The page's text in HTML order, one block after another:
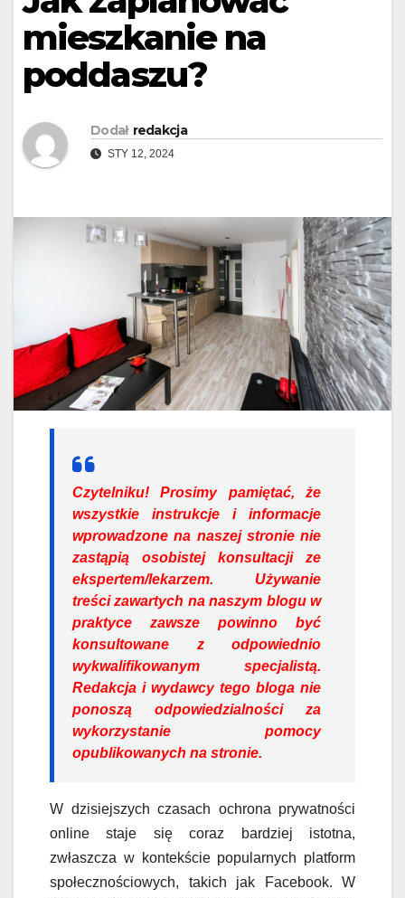
mieszkanie na
poddaszu?
Dodał redakcja
STY 12, 2024
Czytelniku! Prosimy pamiętać, że
wszystkie instrukcje i informacje
wprowadzone na naszej stronie nie
zastąpią osobistej konsultacji ze
ekspertem/lekarzem. Używanie
treści zawartych na naszym blogu w
praktyce zawsze powinno być
konsultowane z odpowiednio
wykwalifikowanym specjalistą.
Redakcja i wydawcy tego bloga nie
ponoszą odpowiedzialności za
wykorzystanie pomocy
opublikowanych na stronie.
W dzisiejszych czasach ochrona prywatności
online staje się coraz bardziej istotna,
zwłaszcza w kontekście popularnych platform
społecznościowych, takich jak Facebook. W